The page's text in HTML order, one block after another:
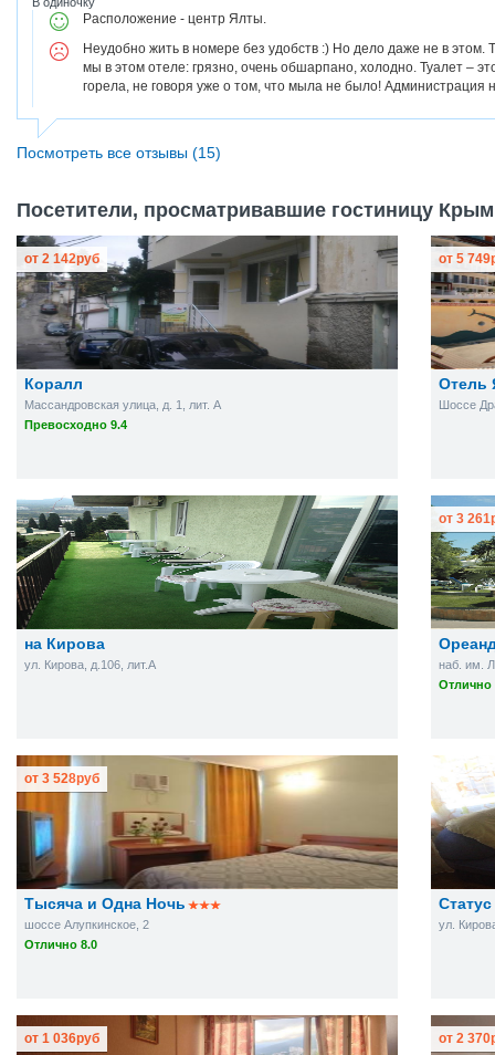
Расположение - центр Ялты.
Неудобно жить в номере без удобств :) Но дело даже не в этом.
мы в этом отеле: грязно, очень обшарпано, холодно. Туалет –
горела, не говоря уже о том, что мыла не было! Администрация
Посмотреть все отзывы (15)
Посетители, просматривавшие гостиницу
Коралл
Массандровская улица, д. 1, лит. А
Превосходно 9.4
от 2 142руб
Отель
Шоссе
от 5 749
на Кирова
ул. Кирова, д.106, лит.А
наб. им.
Отлично
от 3 261
Тысяча и Одна Ночь
шоссе Алупкинское, 2
Отлично 8.0
от 3 528руб
Статус
ул.
от 1 036руб от 2 370